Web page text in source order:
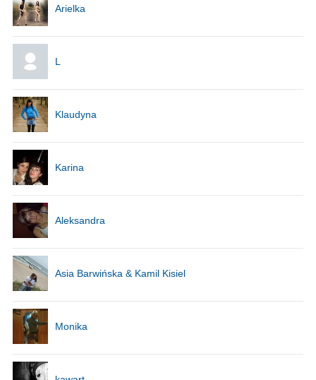
Arielka
L
Klaudyna
Karina
Aleksandra
Asia Barwińska & Kamil Kisiel
Monika